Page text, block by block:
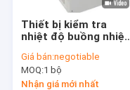
Thiết bị kiểm tra
nhiệt độ buồng nhiệt
Tiết kiệm năng lượng
Giá bán:negotiable
MOQ:1 bộ
Nhận giá mới nhất